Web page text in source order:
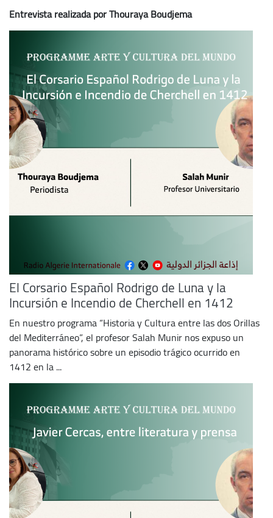
Entrevista realizada por Thouraya Boudjema
El Corsario Español Rodrigo de Luna y la
Incursión e Incendio de Cherchell en 1412
En nuestro programa “Historia y Cultura entre las dos Orillas
del Mediterráneo”, el profesor Salah Munir nos expuso un
panorama histórico sobre un episodio trágico ocurrido en
1412 en la ...